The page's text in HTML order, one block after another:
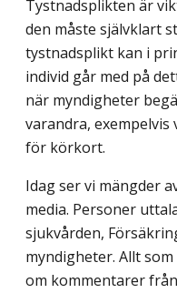
Tystnadsplikten är
den måste självklart
tystnadsplikt kan i
individ går med på
när myndigheter
varandra,
för körkort.
Idag ser vi mängder
media. Personer
sjukvården,
myndigheter. Allt
om kommentarer